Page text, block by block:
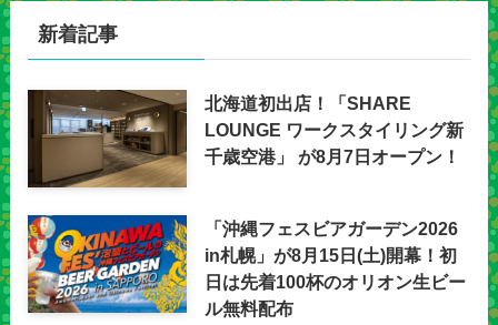
新着記事
北海道初出店！「SHARE
LOUNGE ワークスタイリング新
千歳空港」 が8月7日オープン！
「沖縄フェスビアガーデン2026
in札幌」が8月15日(土)開幕！初
日は先着100杯のオリオン生ビー
ル無料配布